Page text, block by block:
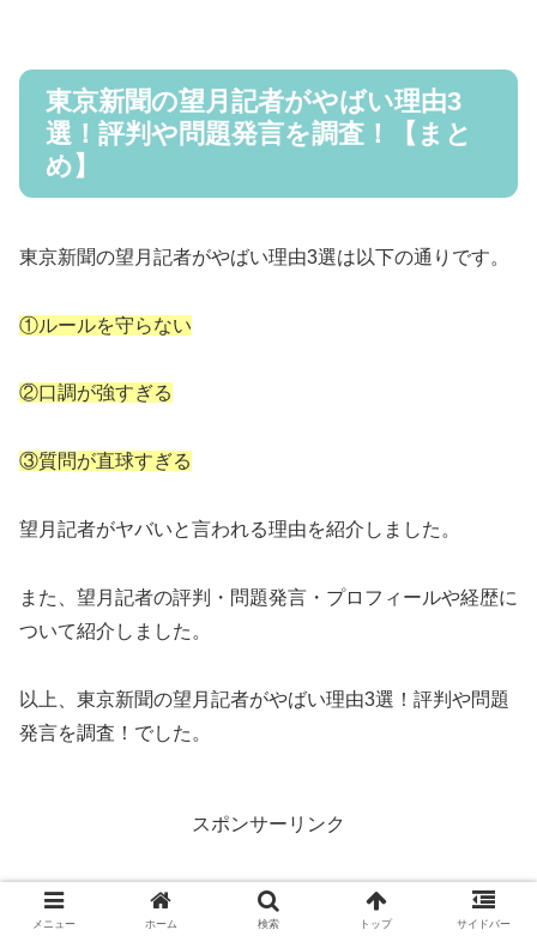
東京新聞の望月記者がやばい理由3
選！評判や問題発言を調査！【まと
め】
東京新聞の望月記者がやばい理由3選は以下の通りです。
①ルールを守らない
②口調が強すぎる
③質問が直球すぎる
望月記者がヤバいと言われる理由を紹介しました。
また、望月記者の評判・問題発言・プロフィールや経歴に
ついて紹介しました。
以上、東京新聞の望月記者がやばい理由3選！評判や問題
発言を調査！でした。
スポンサーリンク
メニュー ホーム 検索 トップ サイドバー